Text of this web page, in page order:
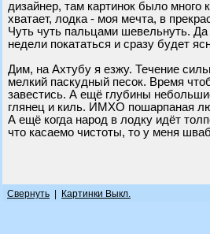
дизайнер, там картинок было
хватает, лодка - моя мечта, в
Чуть чуть пальцами шевельнуть.
недели покататься и сразу будет
Дим, на Ахтубу я езжу. Течение
мелкий паскудный песок. Время
завестись. А ещё глубины
глянец и киль. ИМХО пошарпаная
А ещё когда народ в лодку идёт
что касаемо чистоты, то у меня
Свернуть Картинки Выкл.